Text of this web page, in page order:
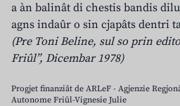
a àn balinât di chestis bandis
agns indaûr o sin cjapâts dentri
(Pre Toni Beline, sul so prin
Friûl”, Dicembar 1978)
Progjet finanziât de ARLeF - Agjenzie
Autonome Friûl-Vignesie Julie